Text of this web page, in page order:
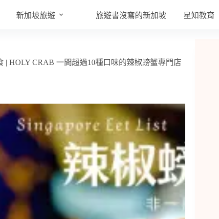
新加坡旅遊 旅遊書沒寫的新加坡​ 星知教育
| HOLY CRAB 一間超過10種口味的辣椒螃蟹專門店